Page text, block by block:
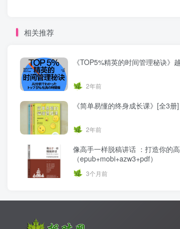
相关推荐
《TOP5%精英的时间管理秘诀》
2年前
《简单易懂的终身成长课》[全3册]
2年前
像高手一样脱稿讲话 ：打造你的
（epub+mobi+azw3+pdf）
3个月前